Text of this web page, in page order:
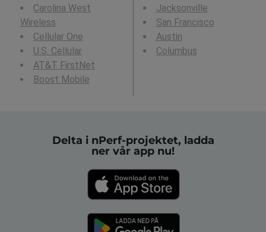
Carolina West
Wireless
Cellular One
U.S. Cellular
AT&T FirstNet
Boost Mobile
Jacksonville
San Francisco
Austin
Columbus
Delta i nPerf-projektet, ladda
ner vår app nu!